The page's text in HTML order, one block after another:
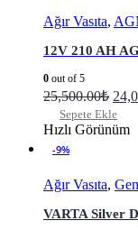
Ağır Vasıta,
12V 210 AH
0 out of 5
25,500.00₺
Sepete Ekle
Hızlı Görünüm
-9%
Ağır Vasıta,
VARTA Silver